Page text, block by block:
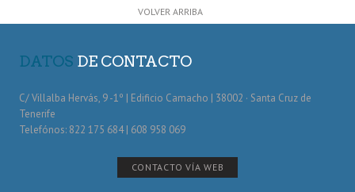
VOLVER ARRIBA
DATOS DE CONTACTO
C/ Villalba Hervás, 9 -1º | Edificio Camacho | 38002 · Santa Cruz de
Tenerife
Telefónos: 822 175 684 | 608 958 069
CONTACTO VÍA WEB